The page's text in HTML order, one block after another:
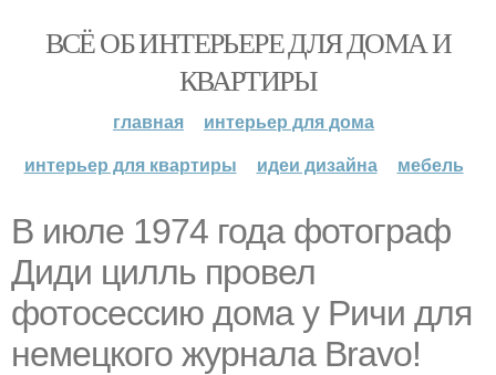
ВСЁ ОБ ИНТЕРЬЕРЕ ДЛЯ ДОМА И
КВАРТИРЫ
главная
интерьер для дома
интерьер для квартиры
идеи дизайна мебель
В июле 1974 года фотограф
Диди цилль провел
фотосессию дома у Ричи для
немецкого журнала Bravo!